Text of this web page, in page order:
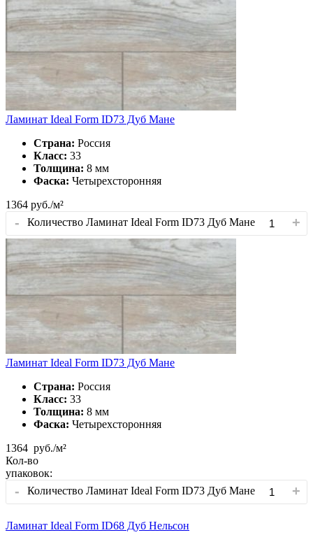
Ламинат Ideal Form ID73 Дуб Мане
Страна: Россия
Класс: 33
Толщина: 8 мм
Фаска: Четырехсторонняя
1364 руб./м²
- Количество Ламинат Ideal Form ID73 Дуб Мане +
Ламинат Ideal Form ID73 Дуб Мане
Страна: Россия
Класс: 33
Толщина: 8 мм
Фаска: Четырехсторонняя
1364 руб./м²
Кол-во
упаковок:
- Количество Ламинат Ideal Form ID73 Дуб Мане +
Ламинат Ideal Form ID68 Дуб Нельсон